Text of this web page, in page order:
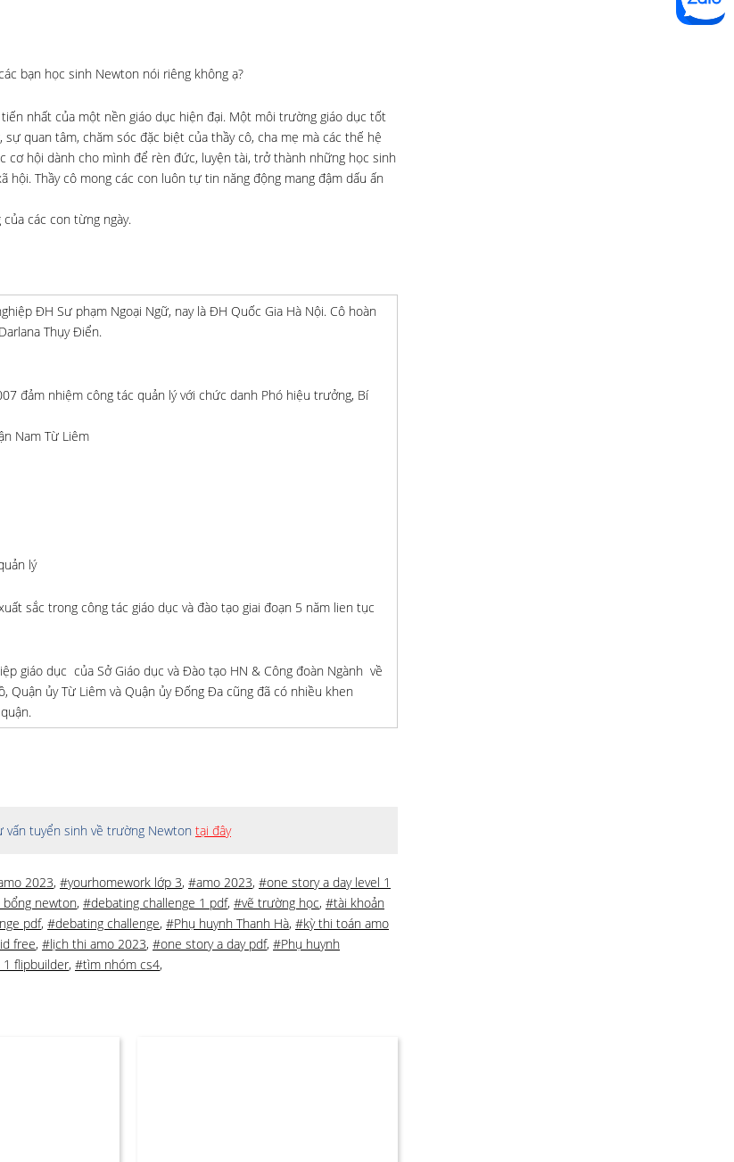
bạn học sinh Newton nói riêng không ạ?
nhất của một nền giáo dục hiện đại. Một môi trường giáo dục tốt
quan tâm, chăm sóc đặc biệt của thầy cô, cha mẹ mà các thế hệ
hội dành cho mình để rèn đức, luyện tài, trở thành những học sinh
Thầy cô mong các con luôn tự tin năng động mang đậm dấu ấn
các con từng ngày.
ĐH Sư phạm Ngoại Ngữ, nay là ĐH Quốc Gia Hà Nội. Cô hoàn
Thụy Điển.
đảm nhiệm công tác quản lý với chức danh Phó hiệu trưởng, Bí
Nam Từ Liêm
lý
sắc trong công tác giáo dục và đào tạo giai đoạn 5 năm lien tục
giáo dục của Sở Giáo dục và Đào tạo HN & Công đoàn Ngành về
Quận ủy Từ Liêm và Quận ủy Đống Đa cũng đã có nhiều khen
tuyển sinh về trường Newton tại đây
2023, #yourhomework lớp 3, #amo 2023, #one story a day level 1
newton, #debating challenge 1 pdf, #vẽ trường học, #tài khoản
pdf, #debating challenge, #Phụ huynh Thanh Hà, #kỳ thi toán amo
free, #lịch thi amo 2023, #one story a day pdf, #Phụ huynh
flipbuilder, #tìm nhóm cs4,